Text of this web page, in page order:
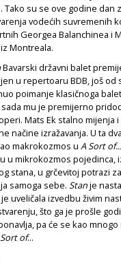
Tako su se ove godine dan
vodećih suvremenih
Georgea Balanchinea i
Montreala.
Bavarski državni balet
u repertoaru BDB, još
poimanje klasičnoga
sada mu je premijerno
Mats Ek stalno
načine izražavanja. U ta
makrokozmos u A Sort of...
u mikrokozmos pojedinca,
stana, u grčevitoj potrazi
samoga sebe. Stanje
uveličala izvedbu živim
što ga je prošle
pa će se kao
of...